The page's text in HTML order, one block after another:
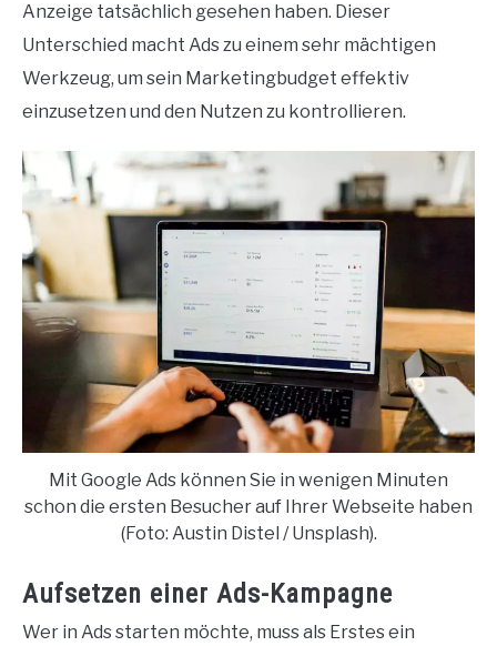
Anzeige tatsächlich gesehen haben. Dieser
Unterschied macht Ads zu einem sehr mächtigen
Werkzeug, um sein Marketingbudget effektiv
einzusetzen und den Nutzen zu kontrollieren.
Mit Google Ads können Sie in wenigen Minuten
schon die ersten Besucher auf Ihrer Webseite haben
(Foto: Austin Distel / Unsplash).
Aufsetzen einer Ads-Kampagne
Wer in Ads starten möchte, muss als Erstes ein